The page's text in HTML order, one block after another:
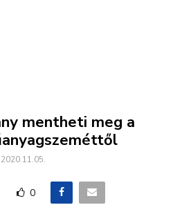
mentheti meg a
2020.11.05.
0